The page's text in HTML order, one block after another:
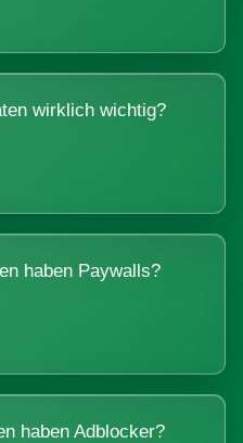
wirklich wichtig?
haben Paywalls?
haben Adblocker?